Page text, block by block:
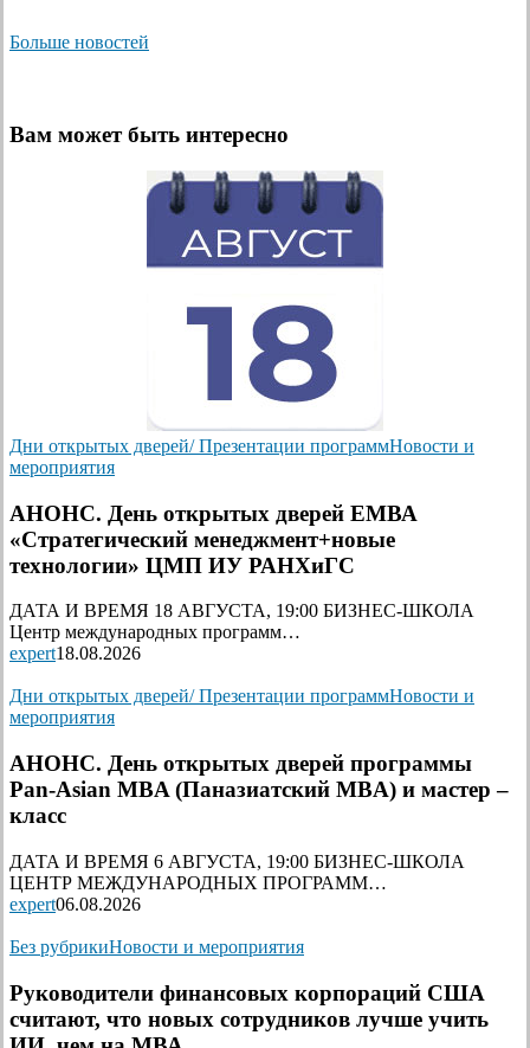
Больше новостей
Вам может быть интересно
Дни открытых дверей/ Презентации программНовости и
мероприятия
АНОНС. День открытых дверей ЕМВА
«Стратегический менеджмент+новые
технологии» ЦМП ИУ РАНХиГС
ДАТА И ВРЕМЯ 18 АВГУСТА, 19:00 БИЗНЕС-ШКОЛА
Центр международных программ…
expert18.08.2026
Дни открытых дверей/ Презентации программНовости и
мероприятия
АНОНС. День открытых дверей программы
Pan-Asian MBA (Паназиатский MBA) и мастер –
класс
ДАТА И ВРЕМЯ 6 АВГУСТА, 19:00 БИЗНЕС-ШКОЛА
ЦЕНТР МЕЖДУНАРОДНЫХ ПРОГРАММ…
expert06.08.2026
Без рубрикиНовости и мероприятия
Руководители финансовых корпораций США
считают, что новых сотрудников лучше учить